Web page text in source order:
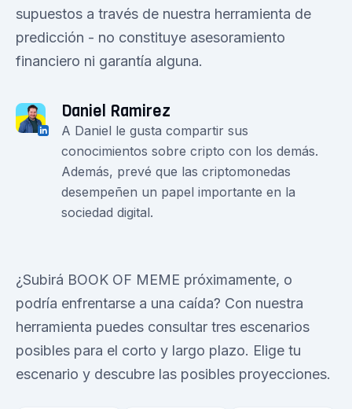
supuestos a través de nuestra herramienta de
predicción - no constituye asesoramiento
financiero ni garantía alguna.
Daniel Ramirez
A Daniel le gusta compartir sus
conocimientos sobre cripto con los demás.
Además, prevé que las criptomonedas
desempeñen un papel importante en la
sociedad digital.
¿Subirá BOOK OF MEME próximamente, o
podría enfrentarse a una caída? Con nuestra
herramienta puedes consultar tres escenarios
posibles para el corto y largo plazo. Elige tu
escenario y descubre las posibles proyecciones.